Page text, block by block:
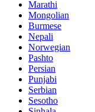
Marathi
Mongolian
Burmese
Nepali
Norwegian
Pashto
Persian
Punjabi
Serbian
Sesotho